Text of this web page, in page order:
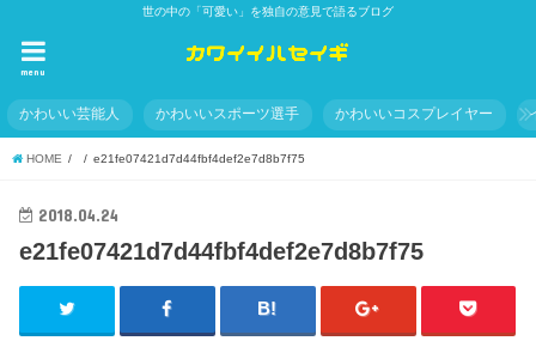
世の中の「可愛い」を独自の意見で語るブログ
menu
かわいい芸能人 かわいいスポーツ選手 かわいいコスプレイヤー
HOME e21fe07421d7d44fbf4def2e7d8b7f75
2018.04.24
e21fe07421d7d44fbf4def2e7d8b7f75